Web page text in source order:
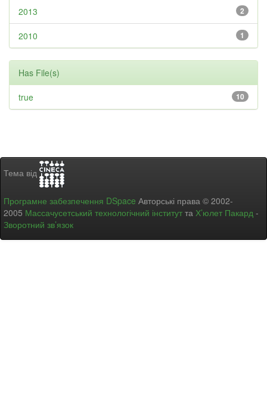
2
2013
1
2010
Has File(s)
10
true
Тема від
Програмне забезпечення DSpace Авторські права © 2002-
2005 Массачусетський технологічний інститут та Х’юлет Пакард -
Зворотний зв’язок